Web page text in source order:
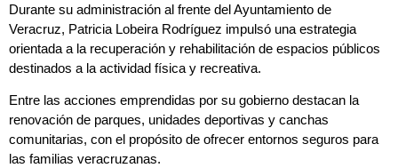
Durante su administración al frente del Ayuntamiento de
Veracruz, Patricia Lobeira Rodríguez impulsó una estrategia
orientada a la recuperación y rehabilitación de espacios públicos
destinados a la actividad física y recreativa.
Entre las acciones emprendidas por su gobierno destacan la
renovación de parques, unidades deportivas y canchas
comunitarias, con el propósito de ofrecer entornos seguros para
las familias veracruzanas.